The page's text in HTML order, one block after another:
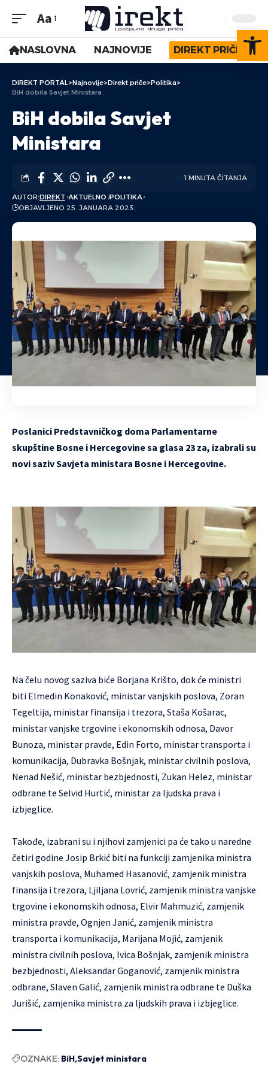
Aa
NASLOVNA NAJNOVIJE DIREKT PRIČE
DIREKT PORTAL>Najnovije>Direkt priče>Politika>
BiH dobila Savjet Ministara
BiH dobila Savjet
Ministara
AUTOR:DIREKT AKTUELNO POLITIKA
OBJAVLJENO 25. JANUARA 2023.
1 MINUTA ČITANJA
Poslanici Predstavničkog doma Parlamentarne
skupštine Bosne i Hercegovine sa glasa 23 za, izabrali su
novi saziv Savjeta ministara Bosne i Hercegovine.
Na čelu novog saziva biće Borjana Krišto, dok će ministri
biti Elmedin Konaković, ministar vanjskih poslova, Zoran
Tegeltija, ministar finansija i trezora, Staša Košarac,
ministar vanjske trgovine i ekonomskih odnosa, Davor
Bunoza, ministar pravde, Edin Forto, ministar transporta i
komunikacija, Dubravka Bošnjak, ministar civilnih poslova,
Nenad Nešić, ministar bezbjednosti, Zukan Helez, ministar
odbrane te Selvid Hurtić, ministar za ljudska prava i
izbjeglice.
Takođe, izabrani su i njihovi zamjenici pa će tako u naredne
četiri godine Josip Brkić biti na funkciji zamjenika ministra
vanjskih poslova, Muhamed Hasanović, zamjenik ministra
finansija i trezora, Ljiljana Lovrić, zamjenik ministra vanjske
trgovine i ekonomskih odnosa, Elvir Mahmuzić, zamjenik
ministra pravde, Ognjen Janić, zamjenik ministra
transporta i komunikacija, Marijana Mojić, zamjenik
ministra civilnih poslova, Ivica Bošnjak, zamjenik ministra
bezbjednosti, Aleksandar Goganović, zamjenik ministra
odbrane, Slaven Galić, zamjenik ministra odbrane te Duška
Jurišić, zamjenika ministra za ljudskih prava i izbjeglice.
OZNAKE: BiH Savjet ministara